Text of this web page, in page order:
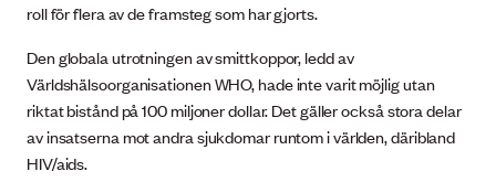
roll för flera av de framsteg som har gjorts.
Den globala utrotningen av smittkoppor, ledd av
Världshälsoorganisationen WHO, hade inte varit möjlig utan
riktat bistånd på 100 miljoner dollar. Det gäller också stora delar
av insatserna mot andra sjukdomar runtom i världen, däribland
HIV/aids.